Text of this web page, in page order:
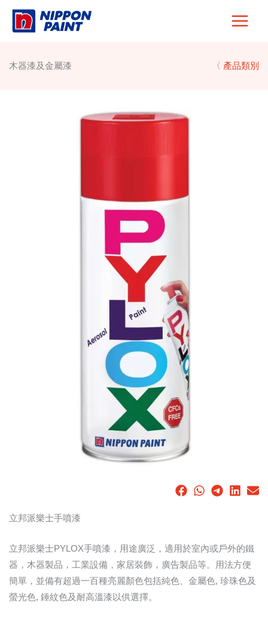
Skip
木器漆及金屬漆 〈 產品類別
立邦派樂士手噴漆
立邦派樂士PYLOX手噴漆，用途廣泛，適用於室內或戶外的鐵
器，木器製品，工業設備，家居裝飾，廣告製品等。用法方便
簡單，並備有超過一百種亮麗顏色包括純色、金屬色, 珍珠色及
螢光色, 錘紋色及耐高溫漆以供選擇。